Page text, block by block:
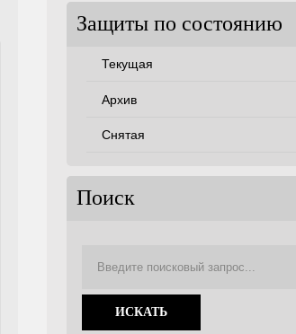
Защиты по состоянию
Текущая
Архив
Снятая
Поиск